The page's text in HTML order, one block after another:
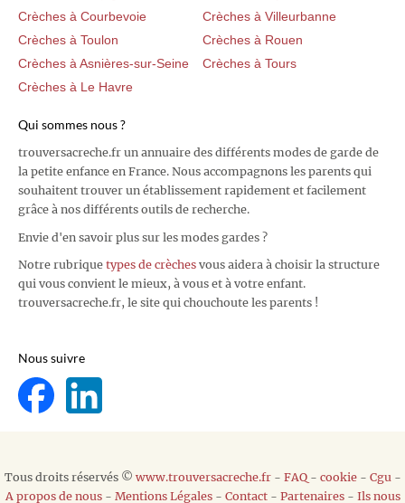
Crèches à Courbevoie
Crèches à Villeurbanne
Crèches à Toulon
Crèches à Rouen
Crèches à Asnières-sur-Seine
Crèches à Tours
Crèches à Le Havre
Qui sommes nous ?
trouversacreche.fr un annuaire des différents modes de garde de
la petite enfance en France. Nous accompagnons les parents qui
souhaitent trouver un établissement rapidement et facilement
grâce à nos différents outils de recherche.
Envie d'en savoir plus sur les modes gardes ?
Notre rubrique types de crèches vous aidera à choisir la structure
qui vous convient le mieux, à vous et à votre enfant.
trouversacreche.fr, le site qui chouchoute les parents !
Nous suivre
Tous droits réservés © www.trouversacreche.fr- FAQ- cookie- Cgu -
A propos de nous- Mentions Légales- Contact- Partenaires- Ils nous